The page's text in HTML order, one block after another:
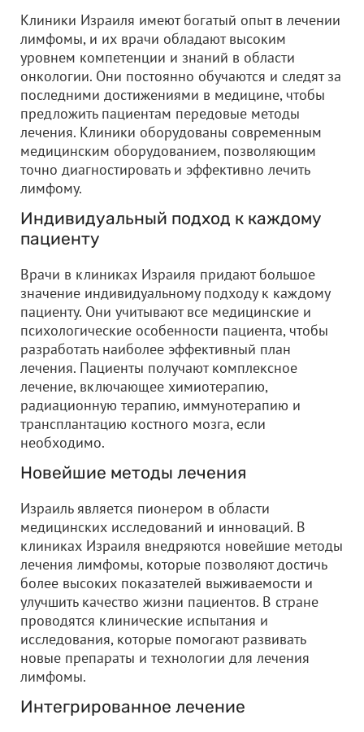
Клиники Израиля имеют богатый опыт в лечении
лимфомы, и их врачи обладают высоким
уровнем компетенции и знаний в области
онкологии. Они постоянно обучаются и следят за
последними достижениями в медицине, чтобы
предложить пациентам передовые методы
лечения. Клиники оборудованы современным
медицинским оборудованием, позволяющим
точно диагностировать и эффективно лечить
лимфому.
Индивидуальный подход к каждому
пациенту
Врачи в клиниках Израиля придают большое
значение индивидуальному подходу к каждому
пациенту. Они учитывают все медицинские и
психологические особенности пациента, чтобы
разработать наиболее эффективный план
лечения. Пациенты получают комплексное
лечение, включающее химиотерапию,
радиационную терапию, иммунотерапию и
трансплантацию костного мозга, если
необходимо.
Новейшие методы лечения
Израиль является пионером в области
медицинских исследований и инноваций. В
клиниках Израиля внедряются новейшие методы
лечения лимфомы, которые позволяют достичь
более высоких показателей выживаемости и
улучшить качество жизни пациентов. В стране
проводятся клинические испытания и
исследования, которые помогают развивать
новые препараты и технологии для лечения
лимфомы.
Интегрированное лечение